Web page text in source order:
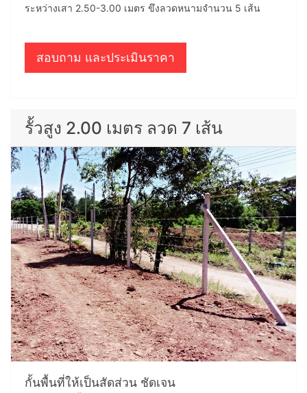
ระหว่างเสา 2.50-3.00 เมตร ขึงลวดหนามจำนวน 5 เส้น
สอบถาม และประเมินราคา
รั้วสูง 2.00 เมตร ลวด 7 เส้น
กั้นพื้นที่ให้เป็นสัดส่วน ชัดเจน